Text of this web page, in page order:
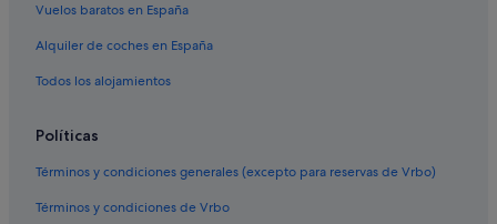
Vuelos baratos en España
Alquiler de coches en España
Todos los alojamientos
Políticas
Términos y condiciones generales (excepto para reservas de Vrbo)
Términos y condiciones de Vrbo